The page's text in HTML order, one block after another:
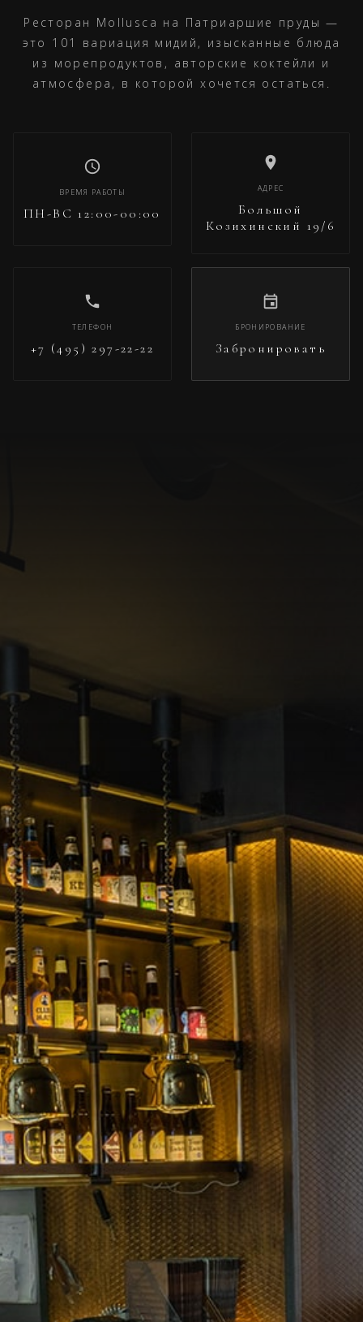
Ресторан Mollusca на Патриаршие пруды —
это 101 вариация мидий, изысканные блюда
из морепродуктов, авторские коктейли и
атмосфера, в которой хочется остаться.
ВРЕМЯ РАБОТЫ
ПН-ВС 12:00-00:00
АДРЕС
Большой
Козихинский 19/6
ТЕЛЕФОН
+7 (495) 297-22-22
БРОНИРОВАНИЕ
Забронировать